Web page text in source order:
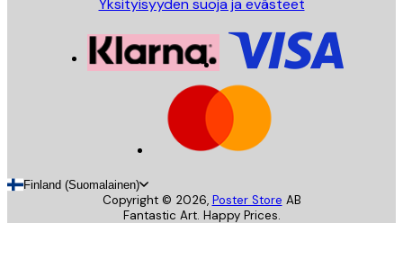
Yksityisyyden suoja ja evästeet
Finland (Suomalainen)
Copyright © 2026, Poster Store AB
Fantastic Art. Happy Prices.